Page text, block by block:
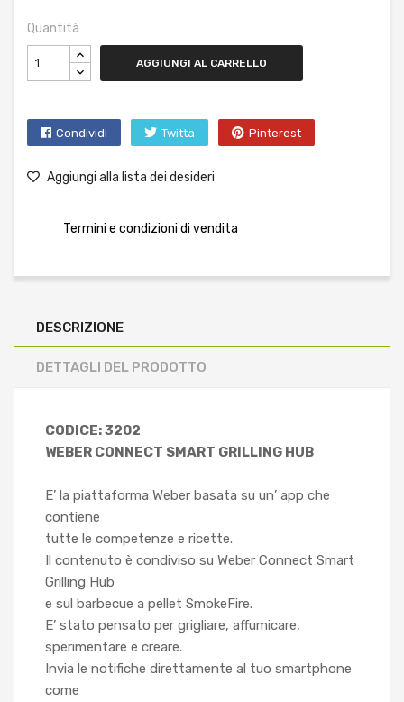
Quantità
AGGIUNGI AL CARRELLO
Condividi Twitta Pinterest
Aggiungi alla lista dei desideri
Termini e condizioni di vendita
DESCRIZIONE
DETTAGLI DEL PRODOTTO
CODICE: 3202
WEBER CONNECT SMART GRILLING HUB
E’ la piattaforma Weber basata su un’ app che
contiene
tutte le competenze e ricette.
Il contenuto è condiviso su Weber Connect Smart
Grilling Hub
e sul barbecue a pellet SmokeFire.
E’ stato pensato per grigliare, affumicare,
sperimentare e creare.
Invia le notifiche direttamente al tuo smartphone
come